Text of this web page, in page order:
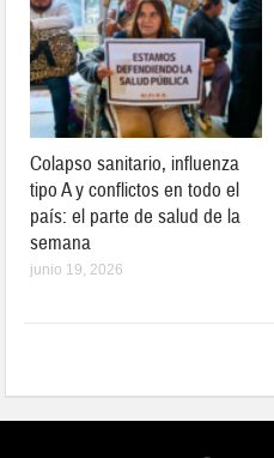
Colapso sanitario, influenza
tipo A y conflictos en todo el
país: el parte de salud de la
semana
junio 19, 2026